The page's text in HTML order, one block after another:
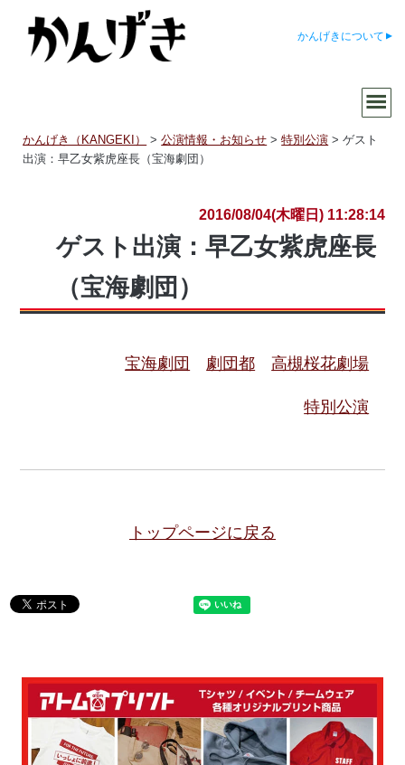
かんげきについて
かんげき（KANGEKI） >公演情報・お知らせ >特別公演 >ゲスト
出演：早乙女紫虎座長（宝海劇団）
2016/08/04(木曜日) 11:28:14
ゲスト出演：早乙女紫虎座長
（宝海劇団）
宝海劇団 劇団都 高槻桜花劇場
特別公演
トップページに戻る